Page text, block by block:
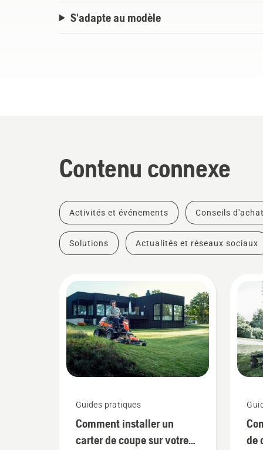
S'adapte au modèle
Contenu connexe
Activités et événements Conseils d'achat
Solutions Actualités et réseaux sociaux
Guides pratiques
Comment installer un
carter de coupe sur votre
de